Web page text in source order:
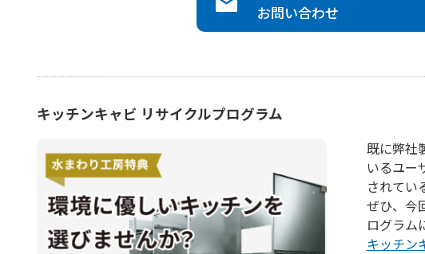
お問い合わせ
キッチンキャビ リサイクルプログラム
既に弊社
いるユー
されてい
ぜひ、今
ログラム
キッチン